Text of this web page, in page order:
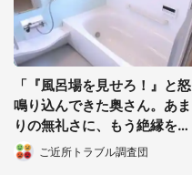
「『風呂場を見せろ！』と怒
鳴り込んできた奥さん。あま
りの無礼さに、もう絶縁を決
めました」（都道府県不明・
ご近所トラブル調査団